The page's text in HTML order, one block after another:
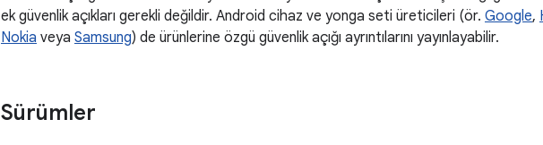
ek güvenlik açıkları gerekli değildir. Android cihaz ve yonga seti üreticileri (ör. Google,
Nokia veya Samsung) de ürünlerine özgü güvenlik açığı ayrıntılarını yayınlayabilir.
Sürümler